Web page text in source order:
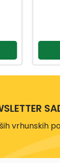
vrhunskih